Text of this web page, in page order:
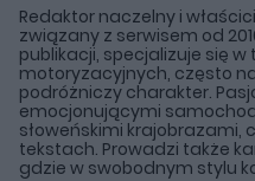
Redaktor naczelny i
związany z serwisem od
publikacji, specjalizuje się
motoryzacyjnych, często
podróżniczy charakter.
emocjonującymi
słoweńskimi krajobrazami,
tekstach. Prowadzi także
gdzie w swobodnym stylu